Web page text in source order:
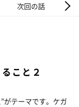
次回の話
こと２
がテーマです。ケガ